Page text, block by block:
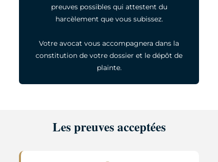
preuves possibles qui attestent du
harcèlement que vous subissez.
Votre avocat vous accompagnera dans la
constitution de votre dossier et le dépôt de
plainte.
Les preuves acceptées